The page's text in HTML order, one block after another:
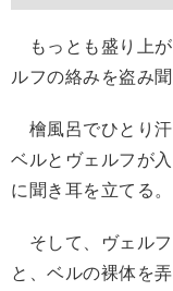
もっとも盛り上が
ルフの絡みを盗み
檜風呂でひとり汗
ベルとヴェルフが
に聞き耳を立てる。
そして、ヴェルフ
と、ベルの裸体を